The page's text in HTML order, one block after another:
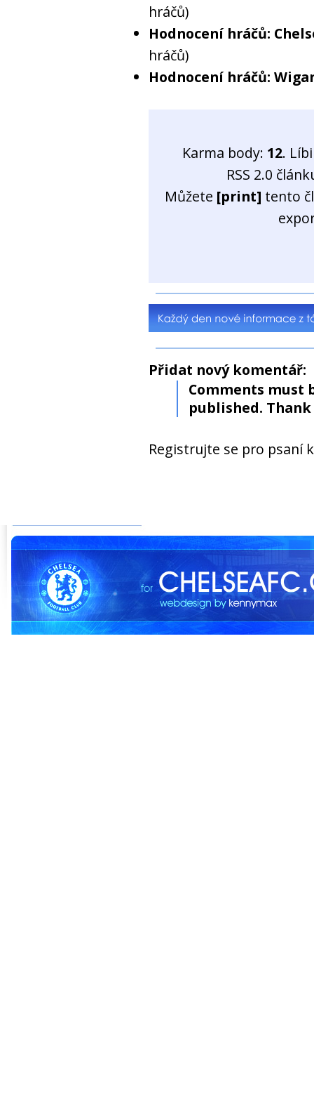
hráčů)
Hodnocení hráčů:
hráčů)
Hodnocení hráčů:
Karma body: 12.
RSS 2.0
Můžete [print] tento
Přidat nový komentář:
Comments must
published. Thank
Registrujte se pro psaní